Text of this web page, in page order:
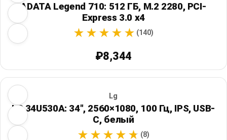
ADATA Legend 710: 512 ГБ, M.2 2280, PCI-
Express 3.0 x4
(140)
₽8,344
Lg
LG 34U530A: 34", 2560×1080, 100 Гц, IPS, USB-
C, белый
(8)